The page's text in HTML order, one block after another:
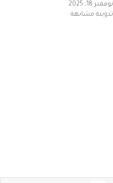
نوفمبر 18, 2025
تدوينة مشابهة